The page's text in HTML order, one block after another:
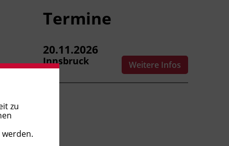
Termine
20.11.2026
Innsbruck Weitere Infos
zu